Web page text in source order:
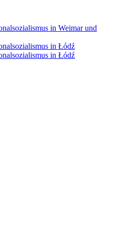
in Weimar und
in Łódź
in Łódź